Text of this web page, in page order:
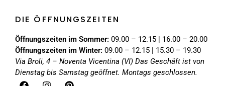
DIE ÖFFNUNGSZEITEN
Öffnungszeiten im Sommer: 09.00 – 12.15 | 16.00 – 20.00
Öffnungszeiten im Winter: 09.00 – 12.15 | 15.30 – 19.30
Via Broli, 4 – Noventa Vicentina (VI) Das Geschäft ist von
Dienstag bis Samstag geöffnet. Montags geschlossen.